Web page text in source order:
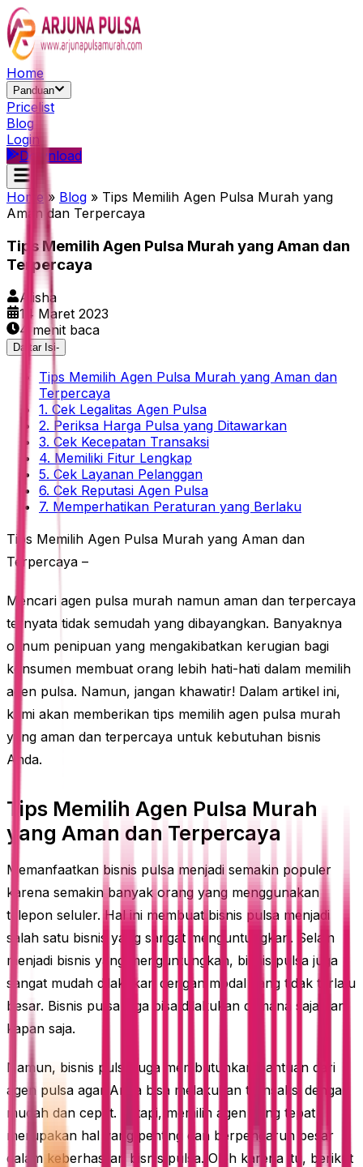
Home
Panduan
Pricelist
Blog
Login
Download
Home » Blog » Tips Memilih Agen Pulsa Murah yang
Aman dan Terpercaya
Tips Memilih Agen Pulsa Murah yang Aman dan
Terpercaya
Alisha
14 Maret 2023
4 menit baca
Daftar Isi-
Tips Memilih Agen Pulsa Murah yang Aman dan
Terpercaya
1. Cek Legalitas Agen Pulsa
2. Periksa Harga Pulsa yang Ditawarkan
3. Cek Kecepatan Transaksi
4. Memiliki Fitur Lengkap
5. Cek Layanan Pelanggan
6. Cek Reputasi Agen Pulsa
7. Memperhatikan Peraturan yang Berlaku
Tips Memilih Agen Pulsa Murah yang Aman dan
Terpercaya –
Mencari agen pulsa murah namun aman dan terpercaya
ternyata tidak semudah yang dibayangkan. Banyaknya
oknum penipuan yang mengakibatkan kerugian bagi
konsumen membuat orang lebih hati-hati dalam memilih
agen pulsa. Namun, jangan khawatir! Dalam artikel ini,
kami akan memberikan tips memilih agen pulsa murah
yang aman dan terpercaya untuk kebutuhan bisnis
Anda.
Tips Memilih Agen Pulsa Murah
yang Aman dan Terpercaya
Memanfaatkan bisnis pulsa menjadi semakin populer
karena semakin banyak orang yang menggunakan
telepon seluler. Hal ini membuat bisnis pulsa menjadi
salah satu bisnis yang sangat menguntungkan. Selain
menjadi bisnis yang menguntungkan, bisnis pulsa juga
sangat mudah dilakukan dengan modal yang tidak terlalu
besar. Bisnis pulsa juga bisa dilakukan di mana saja dan
kapan saja.
Namun, bisnis pulsa juga membutuhkan bantuan dari
agen pulsa agar Anda bisa melakukan transaksi dengan
mudah dan cepat. Tetapi, memilih agen yang tepat
merupakan hal yang penting dan berpengaruh besar
dalam keberhasilan bisnis pulsa. Oleh karena itu, berikut